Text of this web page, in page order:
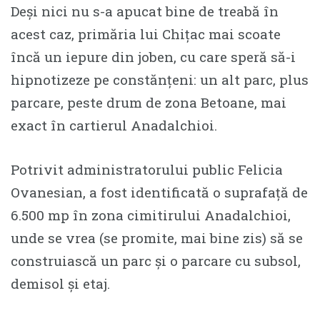
Deși nici nu s-a apucat bine de treabă în
acest caz, primăria lui Chițac mai scoate
încă un iepure din joben, cu care speră să-i
hipnotizeze pe constănțeni: un alt parc, plus
parcare, peste drum de zona Betoane, mai
exact în cartierul Anadalchioi.
Potrivit administratorului public Felicia
Ovanesian, a fost identificată o suprafață de
6.500 mp în zona cimitirului Anadalchioi,
unde se vrea (se promite, mai bine zis) să se
construiască un parc și o parcare cu subsol,
demisol și etaj.